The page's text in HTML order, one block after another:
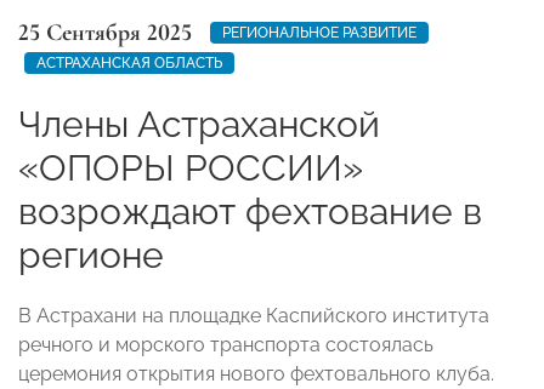
25 Сентября 2025
РЕГИОНАЛЬНОЕ РАЗВИТИЕ
АСТРАХАНСКАЯ ОБЛАСТЬ
Члены Астраханской
«ОПОРЫ РОССИИ»
возрождают фехтование в
регионе
В Астрахани на площадке Каспийского института
речного и морского транспорта состоялась
церемония открытия нового фехтовального клуба.